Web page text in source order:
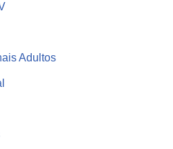
Adultos